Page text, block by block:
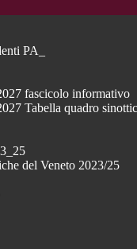
PA_
fascicolo informativo
Tabella quadro
del Veneto 2023/25